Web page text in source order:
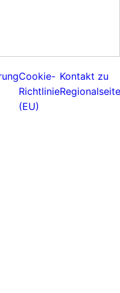
Cookie-
Richtlinie
(EU)
Kontakt zu